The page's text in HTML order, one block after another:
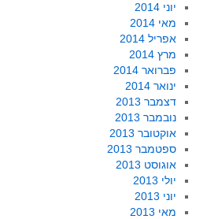
יוני 2014
מאי 2014
אפריל 2014
מרץ 2014
פברואר 2014
ינואר 2014
דצמבר 2013
נובמבר 2013
אוקטובר 2013
ספטמבר 2013
אוגוסט 2013
יולי 2013
יוני 2013
מאי 2013